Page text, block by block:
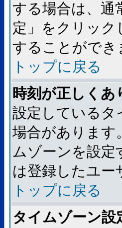
する場合は、通
定」をクリック
することができ
トップに戻る
時刻が正しくあ
設定しているタ
場合があります
ムゾーンを設定
は登録したユ
トップに戻る
タイムゾーン